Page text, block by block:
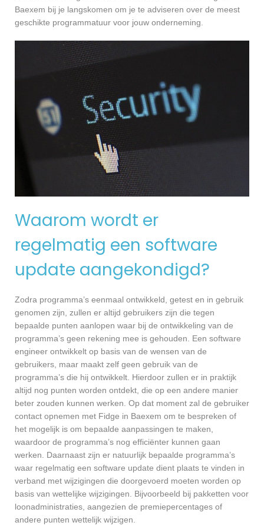
Baexem bij je langskomen om je te adviseren over de meest
geschikte programmatuur voor jouw onderneming.
Waarom wordt er
regelmatig een software
update aangekondigd?
Zodra programma’s eenmaal ontwikkeld, getest en in gebruik
genomen zijn, zullen er altijd gebruikers zijn die tegen
bepaalde punten aanlopen waar bij de ontwikkeling van de
programma’s geen rekening mee is gehouden. Een software
engineer ontwikkelt op basis van de wensen van de
gebruikers, maar maakt zelf geen gebruik van de
programma’s die hij ontwikkelt. Hierdoor zullen er in praktijk
altijd nog punten worden ontdekt, die op een andere manier
beter zouden kunnen werken. Op dat moment zal de gebruiker
contact opnemen met Fidge in Baexem om te bespreken of
het mogelijk is om bepaalde aanpassingen te maken,
waardoor de programma’s nog efficiënter kunnen gaan
werken. Daarnaast zijn er natuurlijk bepaalde programma’s
waar regelmatig een software update dient plaats te vinden in
verband met wijzigingen die doorgevoerd moeten worden op
basis van wettelijke wijzigingen. Bijvoorbeeld bij pakketten voor
loonadministraties, aangezien de premiepercentages of
andere punten wettelijk wijzigen.